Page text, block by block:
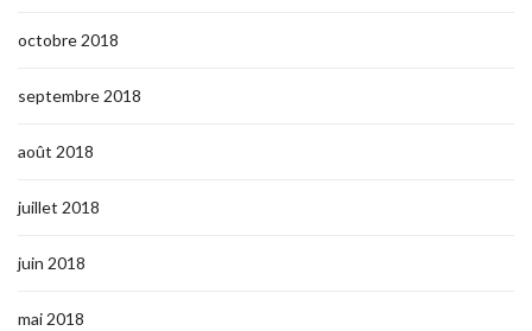
octobre 2018
septembre 2018
août 2018
juillet 2018
juin 2018
mai 2018